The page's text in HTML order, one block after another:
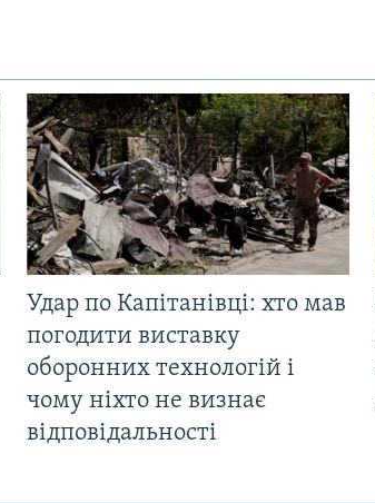
Удар по Капітанівці: хто мав
погодити виставку
оборонних технологій і
чому ніхто не визнає
відповідальності